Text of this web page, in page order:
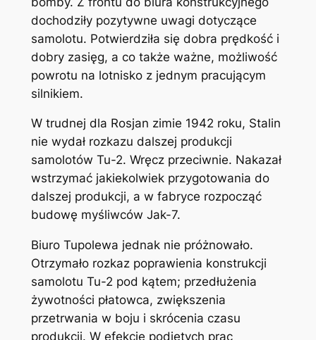
dochodziły pozytywne uwagi dotyczące
samolotu. Potwierdziła się dobra prędkość i
dobry zasięg, a co także ważne, możliwość
powrotu na lotnisko z jednym pracującym
silnikiem.
W trudnej dla Rosjan zimie 1942 roku, Stalin
nie wydał rozkazu dalszej produkcji
samolotów Tu-2. Wręcz przeciwnie. Nakazał
wstrzymać jakiekolwiek przygotowania do
dalszej produkcji, a w fabryce rozpocząć
budowę myśliwców Jak-7.
Biuro Tupolewa jednak nie próżnowało.
Otrzymało rozkaz poprawienia konstrukcji
samolotu Tu-2 pod kątem; przedłużenia
żywotności płatowca, zwiększenia
przetrwania w boju i skrócenia czasu
produkcji. W efekcie podjętych prac